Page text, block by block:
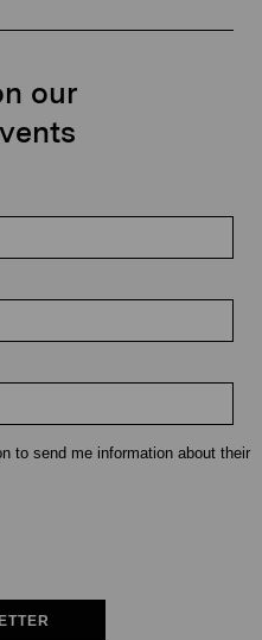
our
to send me information about their